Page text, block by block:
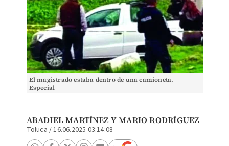
El magistrado estaba dentro de una camioneta.
Especial
ABADIEL MARTÍNEZ Y MARIO RODRÍGUEZ
Toluca /16.06.2025 03:14:08